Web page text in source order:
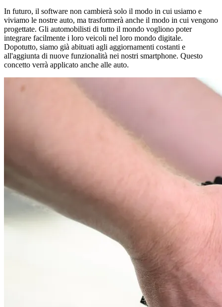
In futuro, il software non cambierà solo il modo in cui usiamo e
viviamo le nostre auto, ma trasformerà anche il modo in cui vengono
progettate. Gli automobilisti di tutto il mondo vogliono poter
integrare facilmente i loro veicoli nel loro mondo digitale.
Dopotutto, siamo già abituati agli aggiornamenti costanti e
all'aggiunta di nuove funzionalità nei nostri smartphone. Questo
concetto verrà applicato anche alle auto.